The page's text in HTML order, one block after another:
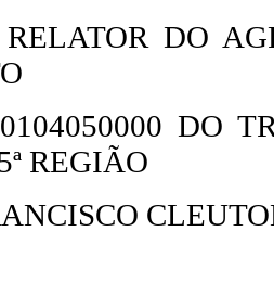
RELATOR DO
DO
REGIÃO